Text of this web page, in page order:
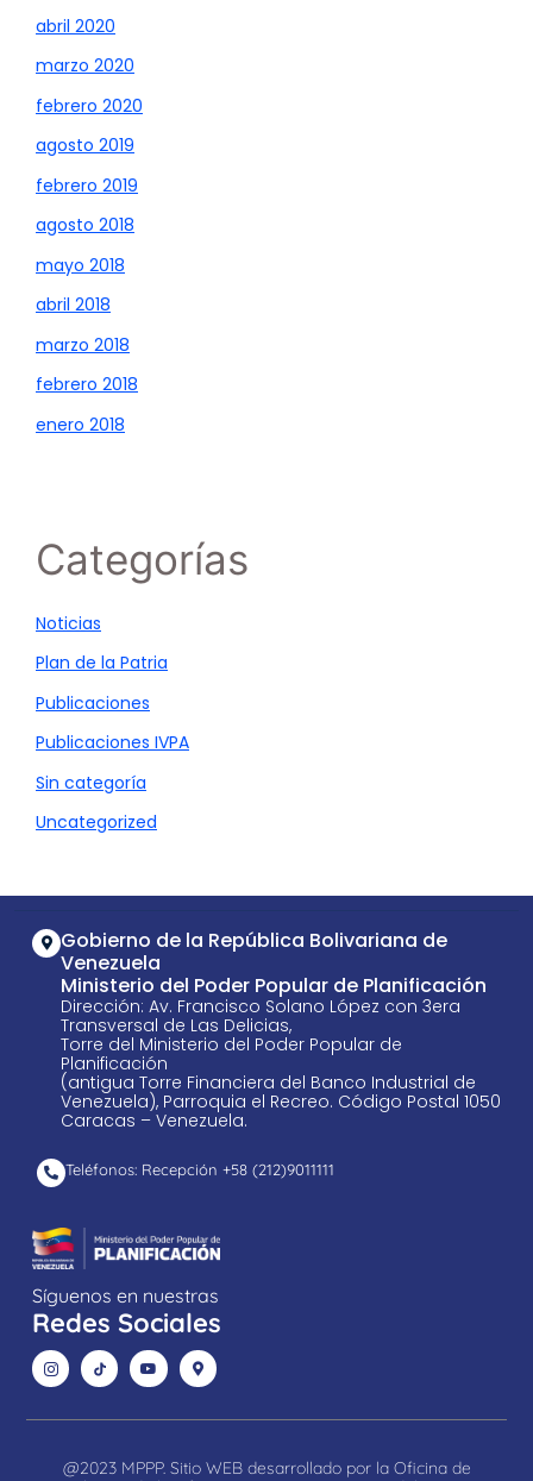
abril 2020
marzo 2020
febrero 2020
agosto 2019
febrero 2019
agosto 2018
mayo 2018
abril 2018
marzo 2018
febrero 2018
enero 2018
Categorías
Noticias
Plan de la Patria
Publicaciones
Publicaciones IVPA
Sin categoría
Uncategorized
Gobierno de la República Bolivariana de
Venezuela
Ministerio del Poder Popular de Planificación
Dirección: Av. Francisco Solano López con 3era
Transversal de Las Delicias,
Torre del Ministerio del Poder Popular de
Planificación
(antigua Torre Financiera del Banco Industrial de
Venezuela), Parroquia el Recreo. Código Postal 1050
Caracas – Venezuela.
Teléfonos: Recepción +58 ​(212)9011111
Síguenos en nuestras
Redes Sociales
@2023 MPPP. Sitio WEB desarrollado por la Oficina de